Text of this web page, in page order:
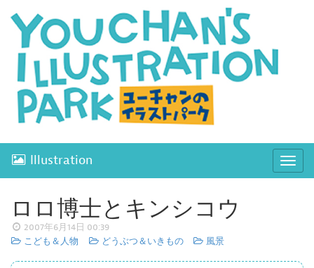
ナ
ビ
Illustration
ロロ博士とキンシコウ
2007年6月14日 00:39
こども＆人物
どうぶつ＆いきもの 風景